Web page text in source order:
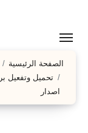
المحتوى
الصفحة الرئيسية
اصدار